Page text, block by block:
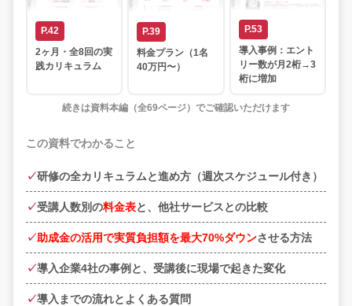
P.42
2ヶ月・全8回の実
践カリキュラム
P.39
料金プラン（1名
40万円〜）
P.53
導入事例：エント
リー数が月2桁→3
桁に増加
続きは資料本編（全69ページ）でご確認いただけます
この資料でわかること
研修の全カリキュラムと進め方（週次スケジュール付き）
受講人数別の料金表と、他社サービスとの比較
助成金の活用で実質負担額を最大70%ダウンさせる方法
導入企業4社の事例と、受講後に現場で起きた変化
導入までの流れとよくある質問